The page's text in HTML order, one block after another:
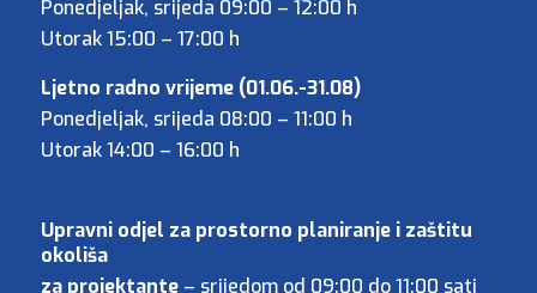
Ponedjeljak, srijeda 09:00 – 12:00 h
Utorak 15:00 – 17:00 h
Ljetno radno vrijeme (01.06.-31.08)
Ponedjeljak, srijeda 08:00 – 11:00 h
Utorak 14:00 – 16:00 h
Upravni odjel za prostorno planiranje i zaštitu
okoliša
za projektante– srijedom od 09:00 do 11:00 sati